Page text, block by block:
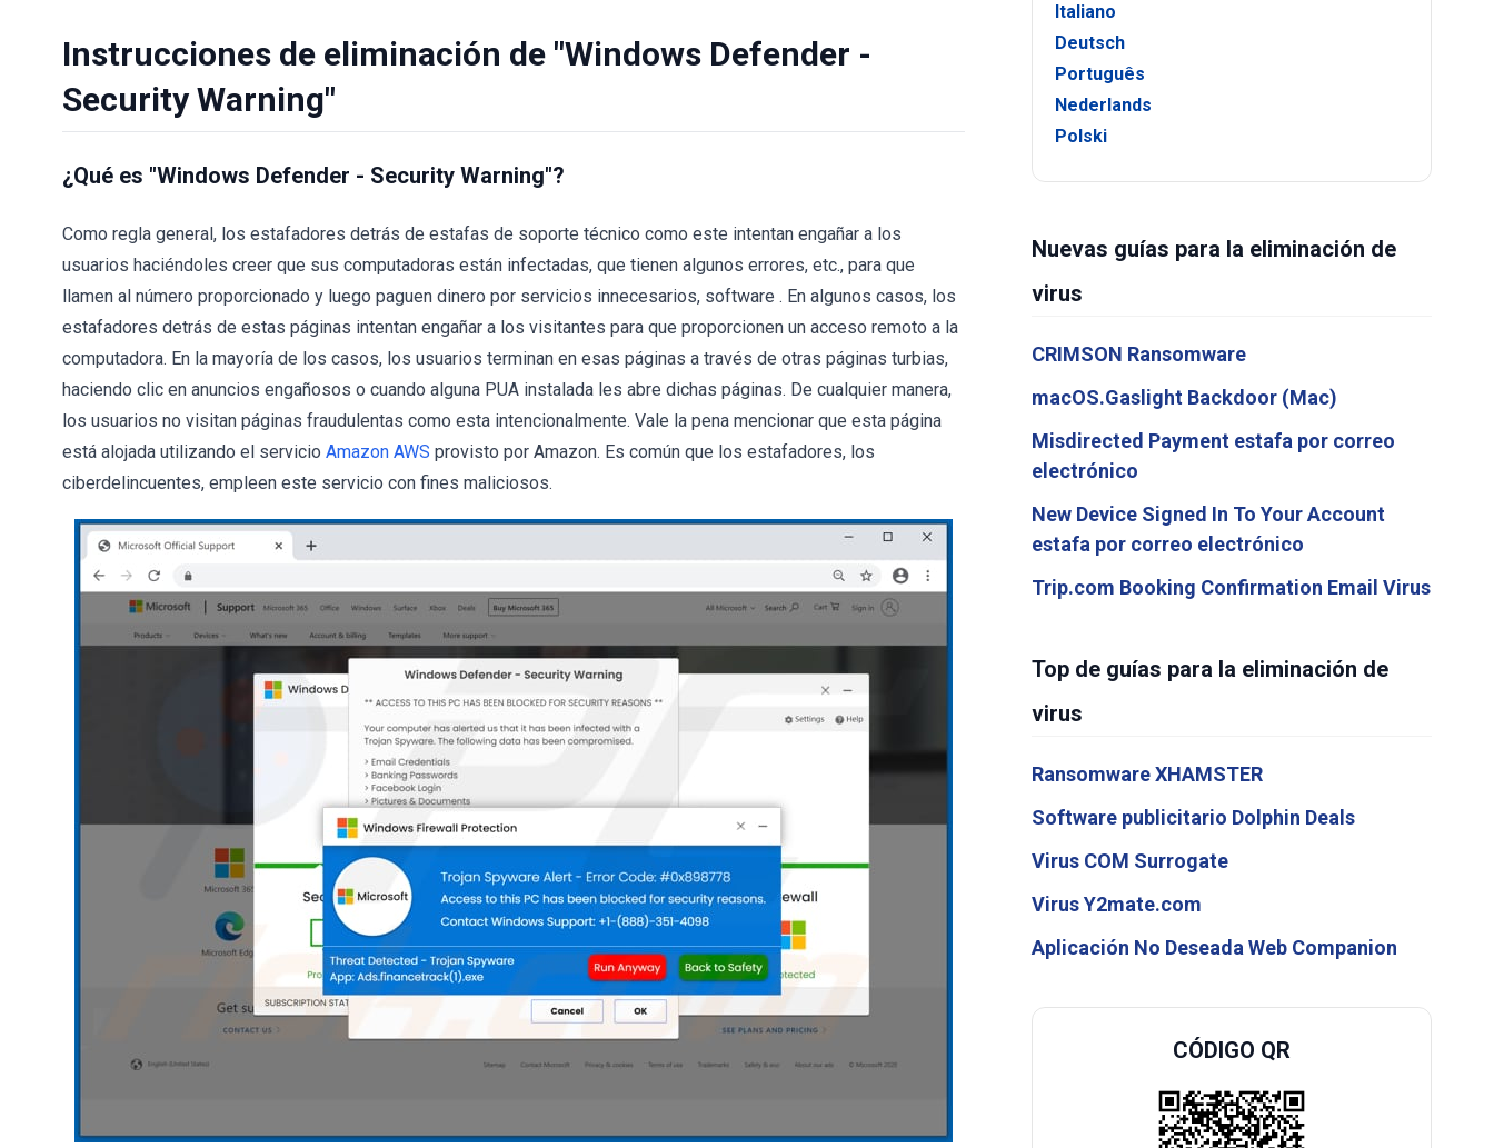
Instrucciones de eliminación de "Windows Defender -
Security Warning"
¿Qué es "Windows Defender - Security Warning"?
Como regla general, los estafadores detrás de estafas de soporte técnico como este intentan engañar a los
usuarios haciéndoles creer que sus computadoras están infectadas, que tienen algunos errores, etc., para que
llamen al número proporcionado y luego paguen dinero por servicios innecesarios, software . En algunos casos, los
estafadores detrás de estas páginas intentan engañar a los visitantes para que proporcionen un acceso remoto a la
computadora. En la mayoría de los casos, los usuarios terminan en esas páginas a través de otras páginas turbias,
haciendo clic en anuncios engañosos o cuando alguna PUA instalada les abre dichas páginas. De cualquier manera,
los usuarios no visitan páginas fraudulentas como esta intencionalmente. Vale la pena mencionar que esta página
está alojada utilizando el servicio Amazon AWS provisto por Amazon. Es común que los estafadores, los
ciberdelincuentes, empleen este servicio con fines maliciosos.
Italiano
Deutsch
Português
Nederlands
Polski
Nuevas guías para la eliminación de
virus
CRIMSON Ransomware
macOS.Gaslight Backdoor (Mac)
Misdirected Payment estafa por correo
electrónico
New Device Signed In To Your Account
estafa por correo electrónico
Trip.com Booking Confirmation Email Virus
Top de guías para la eliminación de
virus
Ransomware XHAMSTER
Software publicitario Dolphin Deals
Virus COM Surrogate
Virus Y2mate.com
Aplicación No Deseada Web Companion
CÓDIGO QR